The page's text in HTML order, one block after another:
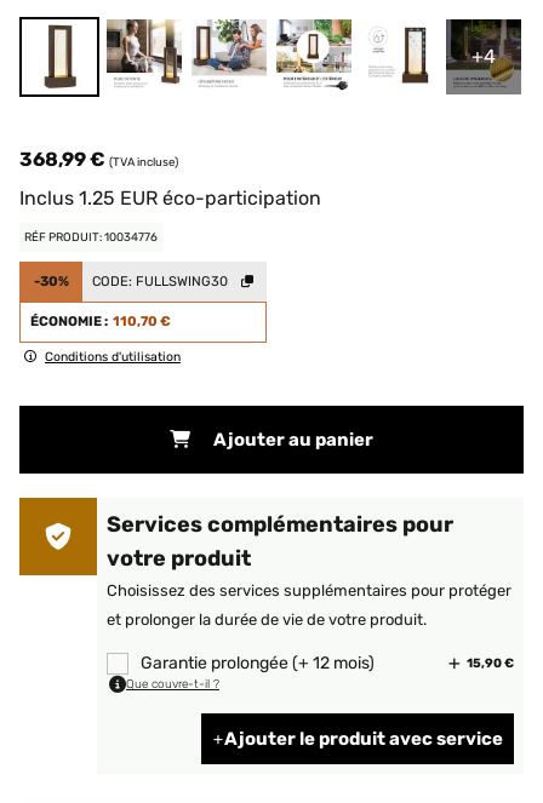
+4
368,99 € (TVA incluse)
Inclus 1.25 EUR éco-participation
RÉF PRODUIT: 10034776
-30% CODE: FULLSWING30
ÉCONOMIE : 110,70 €
Conditions d'utilisation
Ajouter au panier
Services complémentaires pour
votre produit
Choisissez des services supplémentaires pour protéger
et prolonger la durée de vie de votre produit.
Garantie prolongée (+ 12 mois) 15,90 €
Que couvre-t-il ?
Ajouter le produit avec service